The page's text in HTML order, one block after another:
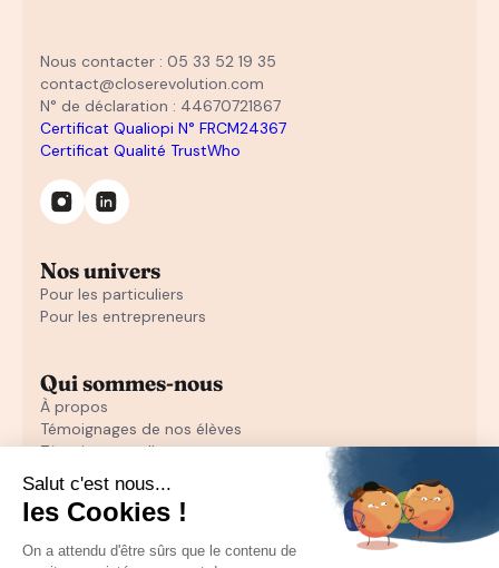
Nous contacter : 05 33 52 19 35
contact@closerevolution.com
N° de déclaration : 44670721867
Certificat Qualiopi N° FRCM24367
Certificat Qualité TrustWho
Nos univers
Pour les particuliers
Pour les entrepreneurs
Qui sommes-nous
À propos
Témoignages de nos élèves
Témoignages d'entrepreneurs
Découvrir
Notre initiation au closing offerte
Notre formation en closing